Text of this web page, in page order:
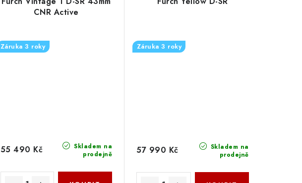
CNR Active
Záruka 3 roky
Skladem na
prodejně
55 490 Kč
Záruka 3 roky
Skladem na
prodejně
57 990 Kč